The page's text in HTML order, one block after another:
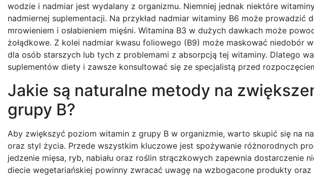
wodzie i nadmiar jest wydalany z organizmu. Niemniej jednak niektóre
nadmiernej suplementacji. Na przykład nadmiar witaminy B6 może
mrowieniem i osłabieniem mięśni. Witamina B3 w dużych dawkach może
żołądkowe. Z kolei nadmiar kwasu foliowego (B9) może maskować niedobór
dla osób starszych lub tych z problemami z absorpcją tej witaminy. Dlatego
suplementów diety i zawsze konsultować się ze specjalistą przed
Jakie są naturalne metody na
grupy B?
Aby zwiększyć poziom witamin z grupy B w organizmie, warto skupić się na
oraz styl życia. Przede wszystkim kluczowe jest spożywanie różnorodnych
jedzenie mięsa, ryb, nabiału oraz roślin strączkowych zapewnia dostarczenie
diecie wegetariańskiej powinny zwracać uwagę na wzbogacone produkty